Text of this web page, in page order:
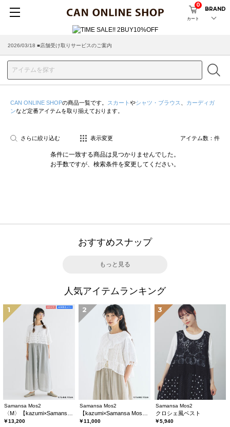
カート
0
BRAND
2026/03/18 ■店舗受け取りサービスのご案内
CAN ONLINE SHOPの商品一覧です。 スカート やシャツ・ブラウス
カーディガ
ンなど定番アイテムを取り揃えております。
さらに絞り込む 表示変更 アイテム数： 件
条件に一致する商品は見つかりませんでした。
お手数ですが、検索条件を変更してください。
おすすめスナップ
もっと見る
人気アイテムランキング
1
Samansa Mos2
￥13,200
2
Samansa Mos2
￥11,000
3
Samansa Mos2
クロシェ風ベスト
￥5,940